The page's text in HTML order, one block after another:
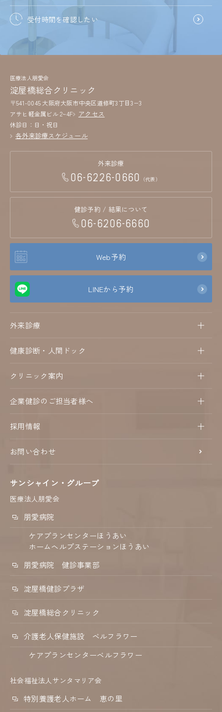
受付時間を確認したい
医療法人朋愛会
淀屋橋総合クリニック
〒541-0045 大阪府大阪市中央区道修町3丁目3−3
アサヒ軽金属ビル 2~4F
アクセス
休診日：日・祝日
各外来診療スケジュール
外来診療
06-6226-0660 （代表）
健診予約 / 結果について
06-6206-6660
Web予約
LINEから予約
外来診療
健康診断・人間ドック
クリニック案内
企業健診のご担当者様へ
採用情報
お問い合わせ
サンシャイン・グループ
医療法人朋愛会
朋愛病院
ケアプランセンターほうあい
ホームヘルプステーションほうあい
朋愛病院 健診事業部
淀屋橋健診プラザ
淀屋橋総合クリニック
介護老人保健施設 ベルフラワー
ケアプランセンターベルフラワー
社会福祉法人サンタマリア会
特別養護老人ホーム 恵の里